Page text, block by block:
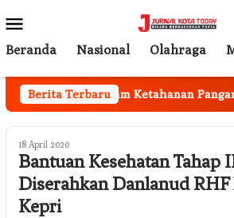
ke
kontenMobile
Beranda Nasional Olahraga
Berita Terbaru
Program Ketahanan Pangan
18 April 2020
Bantuan Kesehatan Tahap
Diserahkan Danlanud RHF
Kepri